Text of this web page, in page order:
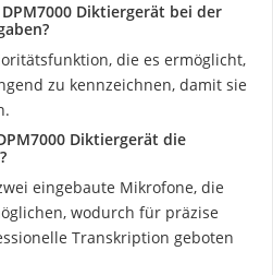
Diktiergerät bei der
die es ermöglicht,
zu kennzeichnen, damit sie
Diktiergerät die
eingebaute Mikrofone, die
wodurch für präzise
Transkription geboten